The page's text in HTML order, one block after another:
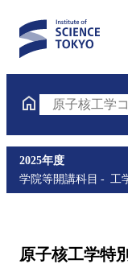
原子核工学
2025年度
学院等開講科目
工
原子核工学特